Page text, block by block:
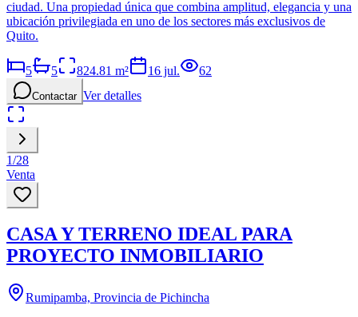
ciudad. Una propiedad única que combina amplitud, elegancia y una
ubicación privilegiada en uno de los sectores más exclusivos de
Quito.
5 5 824.81 m² 16 jul. 62
Contactar Ver detalles
1/28
Venta
CASA Y TERRENO IDEAL PARA
PROYECTO INMOBILIARIO
Rumipamba, Provincia de Pichincha